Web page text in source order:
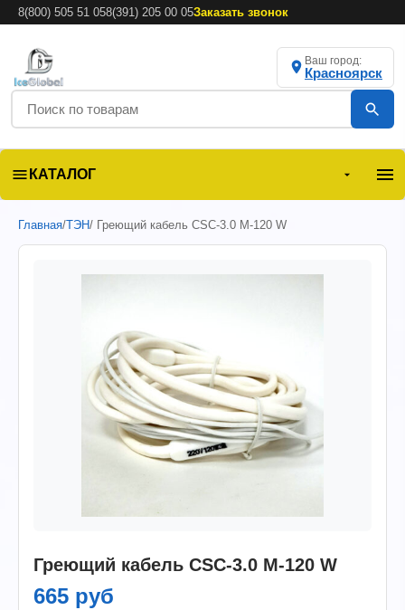
8(800) 505 51 058(391) 205 00 05Заказать звонок
Ваш город:
Красноярск
КАТАЛОГ
Главная/ТЭН/ Греющий кабель CSC-3.0 M-120 W
Греющий кабель CSC-3.0 M-120 W
665 руб